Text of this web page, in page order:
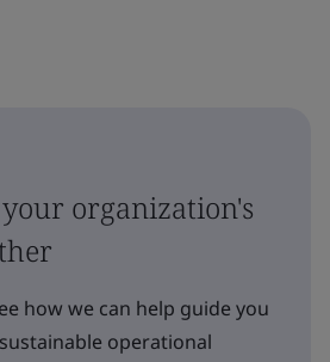
organization's
how we can help guide you
operational